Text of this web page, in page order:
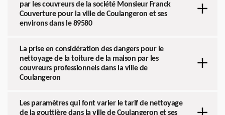
par les couvreurs de la société Monsieur Franck
Couverture pour la ville de Coulangeron et ses
environs dans le 89580
La prise en considération des dangers pour le
nettoyage de la toiture de la maison par les
couvreurs professionnels dans la ville de
Coulangeron
Les paramètres qui font varier le tarif de nettoyage
de la gouttière dans la ville de Coulangeron et ses